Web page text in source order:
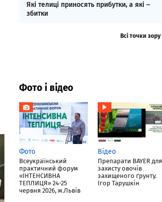
Які телиці приносять прибутки, а які ‒
збитки
Всі точки зору
Фото і відео
Фото
Всеукраїнський
практичний форум
«ІНТЕНСИВНА
ТЕПЛИЦЯ» 24-25
червня 2026, м.Львів
Відео
Препарати BAYER для
захисту овочів
захищеного ґрунту.
Ігор Тарушкін